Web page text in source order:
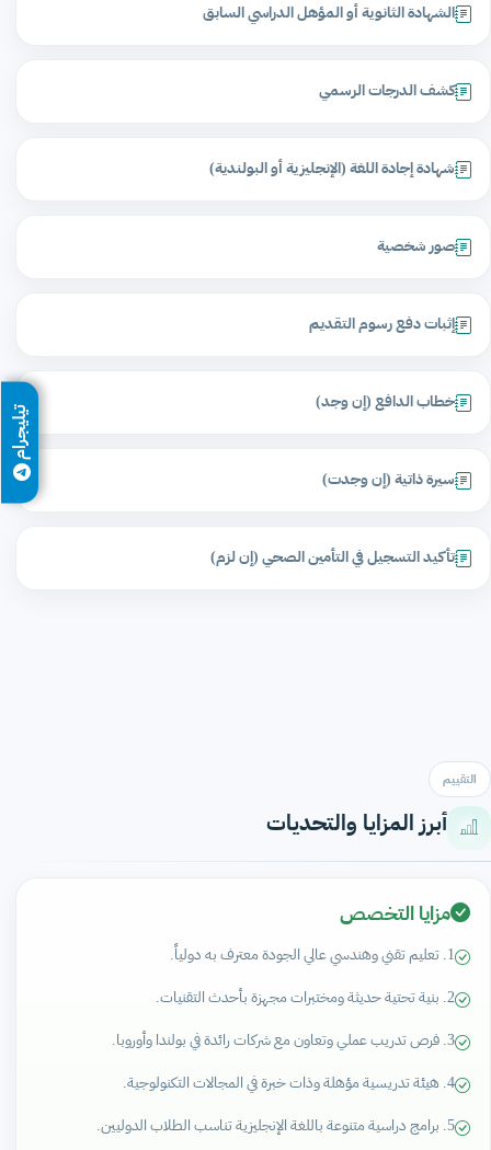
الشهادة الثانوية أو المؤهل الدراسي السابق
كشف الدرجات الرسمي
شهادة إجادة اللغة (الإنجليزية أو البولندية)
صور شخصية
إثبات دفع رسوم التقديم
خطاب الدافع (إن وجد)
سيرة ذاتية (إن وجدت)
تأكيد التسجيل في التأمين الصحي (إن لزم)
التقييم
أبرز المزايا والتحديات
مزايا التخصص
1. تعليم تقني وهندسي عالي الجودة معترف به دولياً.
2. بنية تحتية حديثة ومختبرات مجهزة بأحدث التقنيات.
3. فرص تدريب عملي وتعاون مع شركات رائدة في بولندا وأوروبا.
4. هيئة تدريسية مؤهلة وذات خبرة في المجالات التكنولوجية.
5. برامج دراسية متنوعة باللغة الإنجليزية تناسب الطلاب الدوليين.
تيليجرام